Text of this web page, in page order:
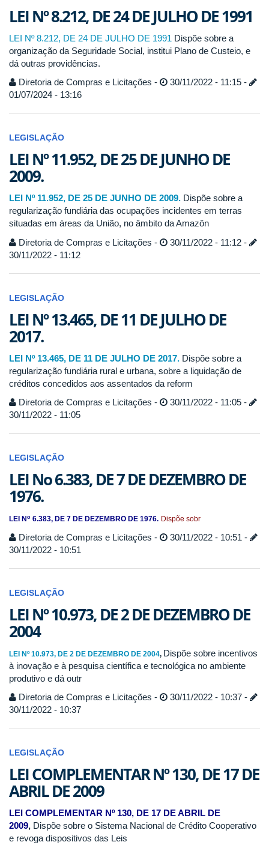
LEI Nº 8.212, DE 24 DE JULHO DE 1991
LEI Nº 8.212, DE 24 DE JULHO DE 1991 Dispõe sobre a
organização da Seguridade Social, institui Plano de Custeio, e
dá outras providências.
Diretoria de Compras e Licitações -
30/11/2022 - 11:15 -
01/07/2024 - 13:16
LEGISLAÇÃO
LEI Nº 11.952, DE 25 DE JUNHO DE
2009.
LEI Nº 11.952, DE 25 DE JUNHO DE 2009. Dispõe sobre a
regularização fundiária das ocupações incidentes em terras
situadas em áreas da União, no âmbito da Amazôn
Diretoria de Compras e Licitações -
30/11/2022 - 11:12 -
30/11/2022 - 11:12
LEGISLAÇÃO
LEI Nº 13.465, DE 11 DE JULHO DE
2017.
LEI Nº 13.465, DE 11 DE JULHO DE 2017. Dispõe sobre a
regularização fundiária rural e urbana, sobre a liquidação de
créditos concedidos aos assentados da reform
Diretoria de Compras e Licitações -
30/11/2022 - 11:05 -
30/11/2022 - 11:05
LEGISLAÇÃO
LEI No 6.383, DE 7 DE DEZEMBRO DE
1976.
LEI N o 6.383, DE 7 DE DEZEMBRO DE 1976. Dispõe sobr
Diretoria de Compras e Licitações -
30/11/2022 - 10:51 -
30/11/2022 - 10:51
LEGISLAÇÃO
LEI Nº 10.973, DE 2 DE DEZEMBRO DE
2004
LEI Nº 10.973, DE 2 DE DEZEMBRO DE 2004, Dispõe sobre incentivos
à inovação e à pesquisa científica e tecnológica no ambiente
produtivo e dá outr
Diretoria de Compras e Licitações -
30/11/2022 - 10:37 -
30/11/2022 - 10:37
LEGISLAÇÃO
LEI COMPLEMENTAR Nº 130, DE 17 DE
ABRIL DE 2009
LEI COMPLEMENTAR Nº 130, DE 17 DE ABRIL DE
2009, Dispõe sobre o Sistema Nacional de Crédito Cooperativo
e revoga dispositivos das Leis